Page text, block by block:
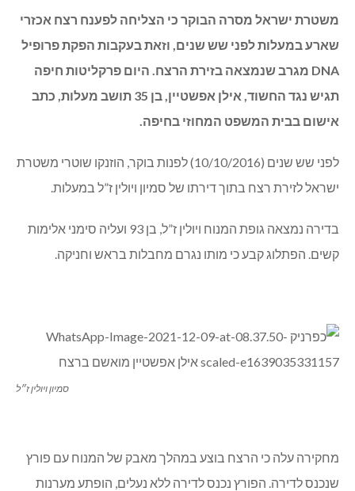
משטרת ישראל מסרה הבוקר כי הצליחה לפענח רצח אכזרי
שארע במעלות לפני שש שנים, וזאת בעקבות הפקת פרופיל
DNA מגרב שנמצאה בזירת הרצח. היום פרקליטות חיפה
תגיש נגד החשוד, אילן אפשטיין, בן 35 תושב מעלות, כתב
אישום בבית המשפט המחוזי בחיפה.
לפני שש שנים (10/10/2016) לפנות בוקר, הוזנקו שוטרי משטרת
ישראל לזירת רצח בתוך דירתו של סמיון ויולין ז”ל במעלות.
בדירה נמצאה גופת המנוח ויולין ז”ל, בן 93 ועליה סימני אלימות
קשים. הפתלוג קבע כי מותו נגרם מחבלות בראש וחניקה.
סמיון ויולין ז״ל
מחקירה עלה כי הרצח בוצע במהלך מאבק של המנוח עם פורץ
שנכנס לדירה. הפורץ נכנס לדירה ללא נעלים, הופתע מערנות